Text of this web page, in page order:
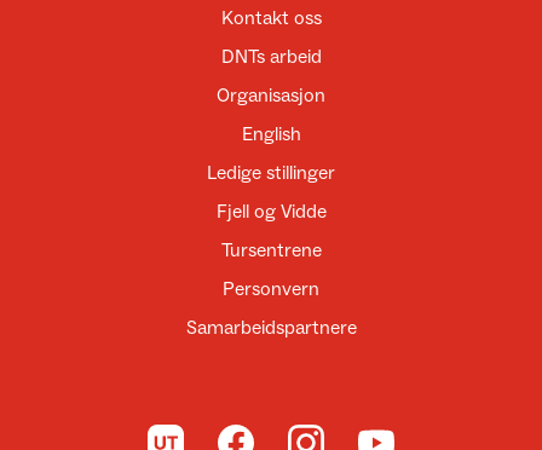
Kontakt oss
DNTs arbeid
Organisasjon
English
Ledige stillinger
Fjell og Vidde
Tursentrene
Personvern
Samarbeidspartnere
Til UT.no Til DNT på Facebook
Til DNT på Instagram
Til DNT på YouTube